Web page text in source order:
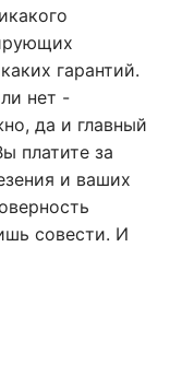
гарантий.
нет -
да и главный
платите за
и ваших
совести. И